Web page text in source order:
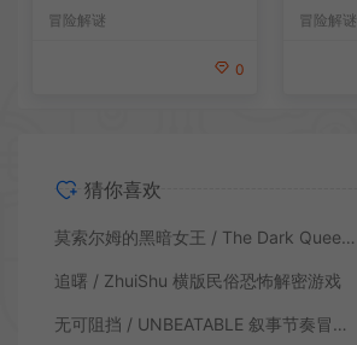
冒险解谜
0
冒险解谜
猜你喜欢
莫索尔姆的黑暗女王 / The Dark Queen of Mortholme 多结局叙事游戏
追曙 / ZhuiShu 横版民俗恐怖解密游戏
无可阻挡 / UNBEATABLE 叙事节奏冒险游戏